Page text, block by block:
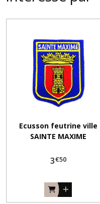
Ecusson feutrine ville
SAINTE MAXIME
3€50